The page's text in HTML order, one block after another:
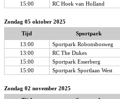
15:00
RC Hoek van Holland
Zondag 05 oktober 2025
Tijd
Sportpark
13:00
Sportpark Robonsbosweg
13:00
RC The Dukes
15:00
Sportpark Esserberg
15:00
Sportpark Sportlaan West
Zondag 02 november 2025